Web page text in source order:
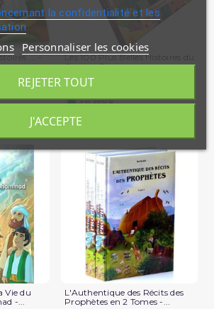
... -
Les 100 Plus Belles Histoires du
Coran - Saniyasnain...
En stock
Vie du
-...
L'Authentique des Récits des
Prophètes en 2 Tomes -...
la confidentialité et les
Personnaliser les cookies
REJETER TOUT
J'ACCEPTE